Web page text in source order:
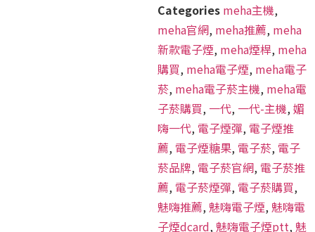
Categories meha主機,
meha官網, meha推薦, meha
新款電子煙, meha煙桿, meha
購買, meha電子煙, meha電子
菸, meha電子菸主機, meha電
子菸購買, 一代, 一代-主機,媚
嗨一代, 電子煙彈, 電子煙推
薦, 電子煙糖果, 電子菸, 電子
菸品牌, 電子菸官網, 電子菸推
薦, 電子菸煙彈, 電子菸購買,
魅嗨推薦, 魅嗨電子煙, 魅嗨電
子煙dcard, 魅嗨電子煙ptt, 魅